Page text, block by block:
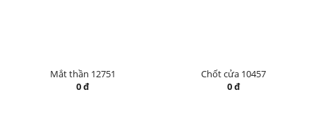
Mắt thần 12751
0 đ
Chốt cửa 10457
0 đ